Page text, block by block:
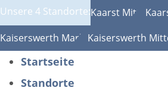
Unsere 4 Standorte:Kaarst Mitte
Kaiserswerth Markt Kaiserswerth
Startseite
Standorte